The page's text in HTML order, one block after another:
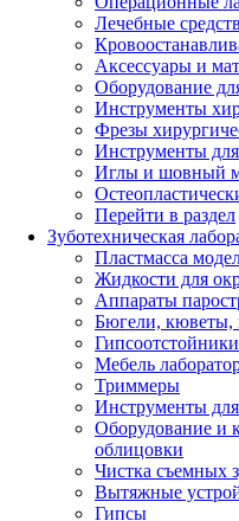
Лечебные
Аксессуары и
Оборудование
Инструменты
Фрезы
Инструменты
Иглы и шовный
Перейти в раздел
Зуботехническая
Пластмасса
Жидкости для
Аппараты
Бюгели, кюветы,
Гипсоотстойники
Мебель
Триммеры
Инструменты для
Оборудование и
облицовки
Чистка съемных
Вытяжные
Гипсы